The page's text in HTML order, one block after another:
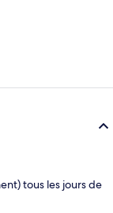
tous les jours de